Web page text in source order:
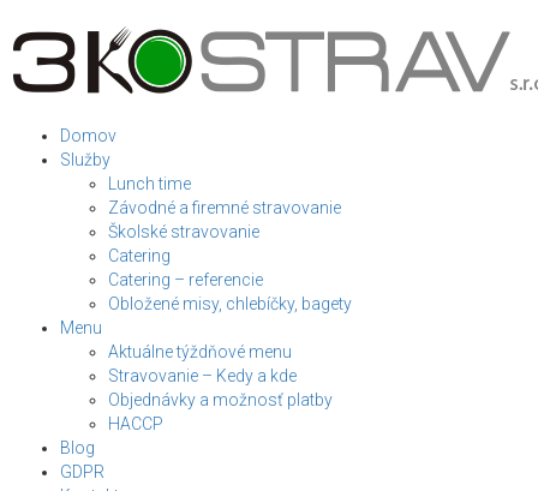
Domov
Služby
Lunch time
Závodné a firemné stravovanie
Školské stravovanie
Catering
Catering – referencie
Obložené misy, chlebíčky, bagety
Menu
Aktuálne týždňové menu
Stravovanie – Kedy a kde
Objednávky a možnosť platby
HACCP
Blog
GDPR